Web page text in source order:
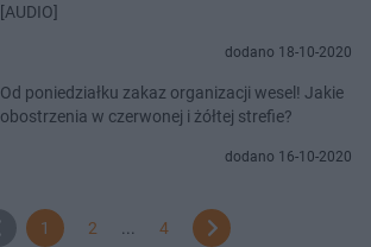
[AUDIO]
dodano 18-10-2020
Od poniedziałku zakaz organizacji wesel! Jakie
obostrzenia w czerwonej i żółtej strefie?
dodano 16-10-2020
1 2 4